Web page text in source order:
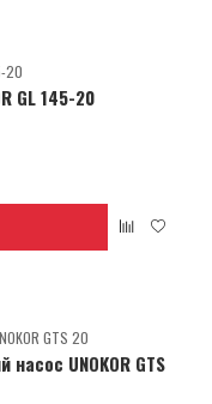
GL 145-20
UNOKOR GTS